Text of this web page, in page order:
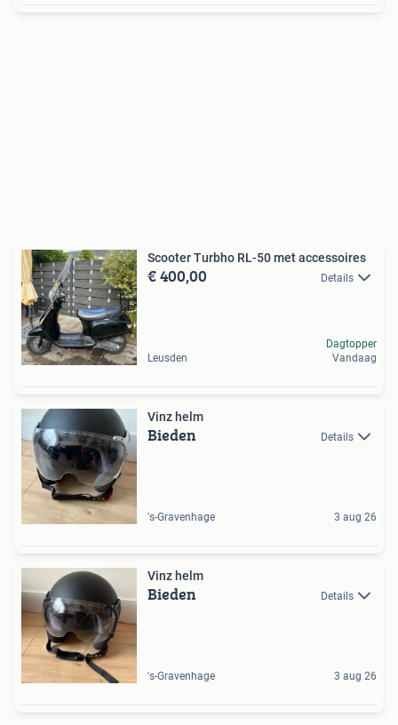
Scooter Turbho RL-50 met accessoires
€ 400,00 Details
Leusden
Dagtopper
Vandaag
Vinz helm
Bieden Details
's-Gravenhage 3 aug 26
Vinz helm
Bieden Details
's-Gravenhage 3 aug 26